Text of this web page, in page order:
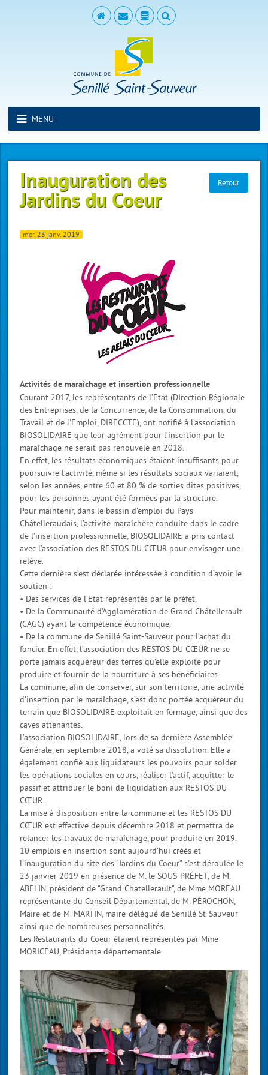
MENU
Retour
Inauguration des
Jardins du Coeur
mer. 23 janv. 2019
Activités de maraîchage et insertion professionnelle
Courant 2017, les représentants de l’Etat (DIrection Régionale
des Entreprises, de la Concurrence, de la Consommation, du
Travail et de l'Emploi, DIRECCTE), ont notifié à l’association
BIOSOLIDAIRE que leur agrément pour l’insertion par le
maraîchage ne serait pas renouvelé en 2018.
En effet, les résultats économiques étaient insuffisants pour
poursuivre l’activité, même si les résultats sociaux variaient,
selon les années, entre 60 et 80 % de sorties dites positives,
pour les personnes ayant été formées par la structure.
Pour maintenir, dans le bassin d’emploi du Pays
Châtelleraudais, l’activité maraîchère conduite dans le cadre
de l’insertion professionnelle, BIOSOLIDAIRE a pris contact
avec l’association des RESTOS DU CŒUR pour envisager une
relève.
Cette dernière s’est déclarée intéressée à condition d’avoir le
soutien :
• Des services de l’Etat représentés par le préfet,
• De la Communauté d’Agglomération de Grand Châtellerault
(CAGC) ayant la compétence économique,
• De la commune de Senillé Saint-Sauveur pour l’achat du
foncier. En effet, l’association des RESTOS DU CŒUR ne se
porte jamais acquéreur des terres qu’elle exploite pour
produire et fournir de la nourriture à ses bénéficiaires.
La commune, afin de conserver, sur son territoire, une activité
d’insertion par le maraîchage, s’est donc portée acquéreur du
terrain que BIOSOLIDAIRE exploitait en fermage, ainsi que des
caves attenantes.
L’association BIOSOLIDAIRE, lors de sa dernière Assemblée
Générale, en septembre 2018, a voté sa dissolution. Elle a
également confié aux liquidateurs les pouvoirs pour solder
les opérations sociales en cours, réaliser l’actif, acquitter le
passif et attribuer le boni de liquidation aux RESTOS DU
CŒUR.
La mise à disposition entre la commune et les RESTOS DU
CŒUR est effective depuis décembre 2018 et permettra de
relancer les travaux de maraîchage, pour produire en 2019.
10 emplois en insertion sont aujourd'hui créés et
l'inauguration du site des "Jardins du Coeur" s'est déroulée le
23 janvier 2019 en présence de M. le SOUS-PRÉFET, de M.
ABELIN, président de "Grand Chatellerault", de Mme MOREAU
représentante du Conseil Départemental, de M. PÉROCHON,
Maire et de M. MARTIN, maire-délégué de Senillé St-Sauveur
ainsi que de nombreuses personnalités.
Les Restaurants du Coeur étaient représentés par Mme
MORICEAU, Présidente départementale.